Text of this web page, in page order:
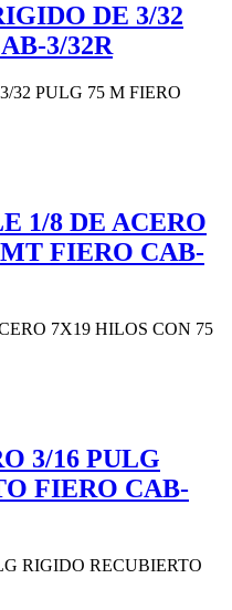
DE 3/32
3/32R
32 PULG 75 M FIERO
1/8 DE ACERO
FIERO CAB-
7X19 HILOS CON 75
3/16 PULG
FIERO CAB-
RIGIDO RECUBIERTO